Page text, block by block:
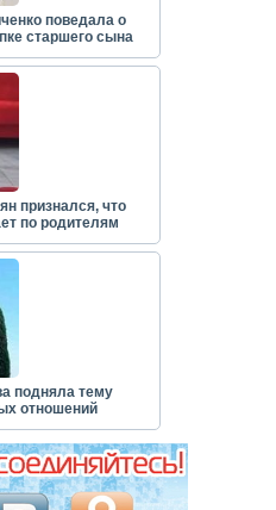
поведала о
старшего сына
признался, что
по родителям
подняла тему
отношений